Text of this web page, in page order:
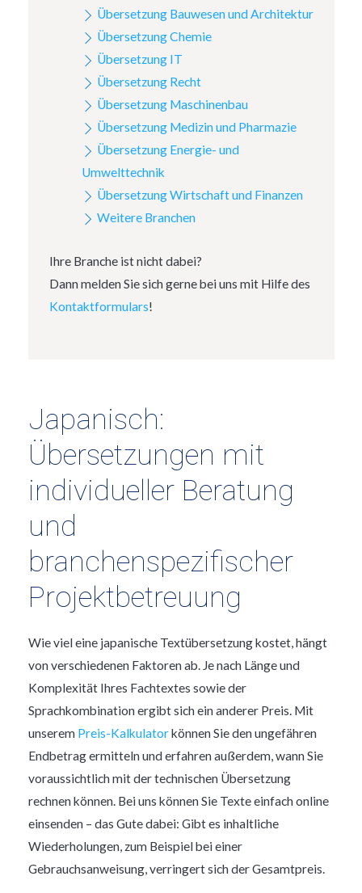
Übersetzung Bauwesen und Architektur
Übersetzung Chemie
Übersetzung IT
Übersetzung Recht
Übersetzung Maschinenbau
Übersetzung Medizin und Pharmazie
Übersetzung Energie- und
Umwelttechnik
Übersetzung Wirtschaft und Finanzen
Weitere Branchen
Ihre Branche ist nicht dabei?
Dann melden Sie sich gerne bei uns mit Hilfe des
Kontaktformulars!
Japanisch:
Übersetzungen mit
individueller Beratung
und
branchenspezifischer
Projektbetreuung
Wie viel eine japanische Textübersetzung kostet, hängt
von verschiedenen Faktoren ab. Je nach Länge und
Komplexität Ihres Fachtextes sowie der
Sprachkombination ergibt sich ein anderer Preis. Mit
unserem Preis-Kalkulatorkönnen Sie den ungefähren
Endbetrag ermitteln und erfahren außerdem, wann Sie
voraussichtlich mit der technischen Übersetzung
rechnen können. Bei uns können Sie Texte einfach online
einsenden – das Gute dabei: Gibt es inhaltliche
Wiederholungen, zum Beispiel bei einer
Gebrauchsanweisung, verringert sich der Gesamtpreis.